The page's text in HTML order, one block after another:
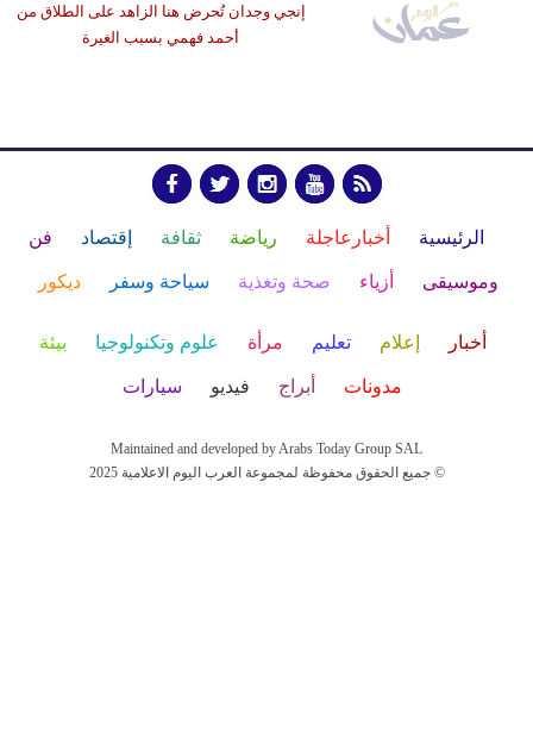
إنجي وجدان تُحرض هنا الزاهد على الطلاق من
أحمد فهمي بسبب الغيرة
الرئيسية أخبارعاجلة رياضة ثقافة إقتصاد فن
وموسيقى أزياء صحة وتغذية سياحة وسفر ديكور
أخبار إعلام تعليم مرأة علوم وتكنولوجيا بيئة
مدونات أبراج فيديو سيارات
Maintained and developed by Arabs Today Group SAL
جميع الحقوق محفوظة لمجموعة العرب اليوم الاعلامية 2025 ©